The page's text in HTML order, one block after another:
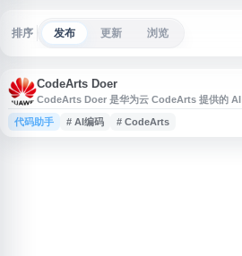
排序 发布 更新 浏览
CodeArts Doer
CodeArts Doer 是华为云 CodeArts 提供的 AI
发者在 IDE 中进行智能编码、需求理解、代码
Visual Studio Code、JetBrains IDEs、
代码助手 # AI编码 # CodeArts